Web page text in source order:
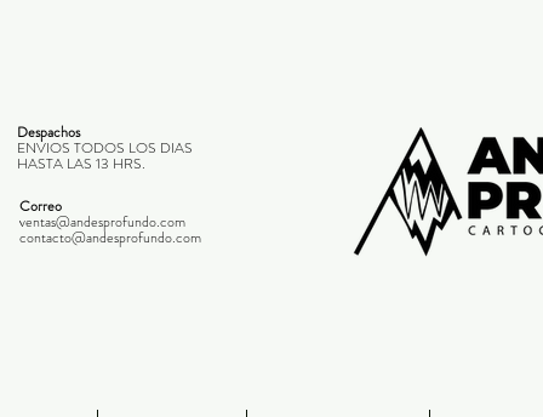
Despachos
ENVIOS TODOS LOS DIAS
HASTA LAS 13 HRS.
Correo
ventas@andesprofundo.com
contacto@andesprofundo.com